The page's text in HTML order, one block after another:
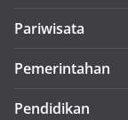
Pariwisata
Pemerintahan
Pendidikan